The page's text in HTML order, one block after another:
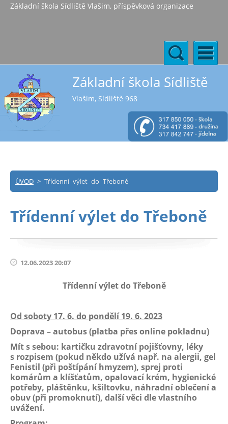
Základní škola Sídliště Vlašim, příspěvková organizace
Základní škola Sídliště
Vlašim, Sídliště 968
ÚVOD > Třídenní výlet do Třeboně
Třídenní výlet do Třeboně
12.06.2023 20:07
Třídenní výlet do Třeboně
Od soboty 17. 6. do pondělí 19. 6. 2023
Doprava – autobus (platba přes online pokladnu)
Mít s sebou: kartičku zdravotní pojišťovny, léky
s rozpisem (pokud někdo užívá např. na alergii, gel
Fenistil (při poštípání hmyzem), sprej proti
komárům a klíšťatům, opalovací krém, hygienické
potřeby, pláštěnku, kšiltovku, náhradní oblečení a
obuv (při promoknutí), další věci dle vlastního
uvážení.